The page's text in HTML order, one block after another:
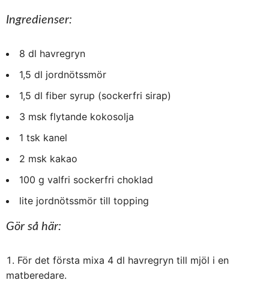
Ingredienser:
8 dl havregryn
1,5 dl jordnötssmör
1,5 dl fiber syrup (sockerfri sirap)
3 msk flytande kokosolja
1 tsk kanel
2 msk kakao
100 g valfri sockerfri choklad
lite jordnötssmör till topping
Gör så här:
För det första mixa 4 dl havregryn till mjöl i en
matberedare.